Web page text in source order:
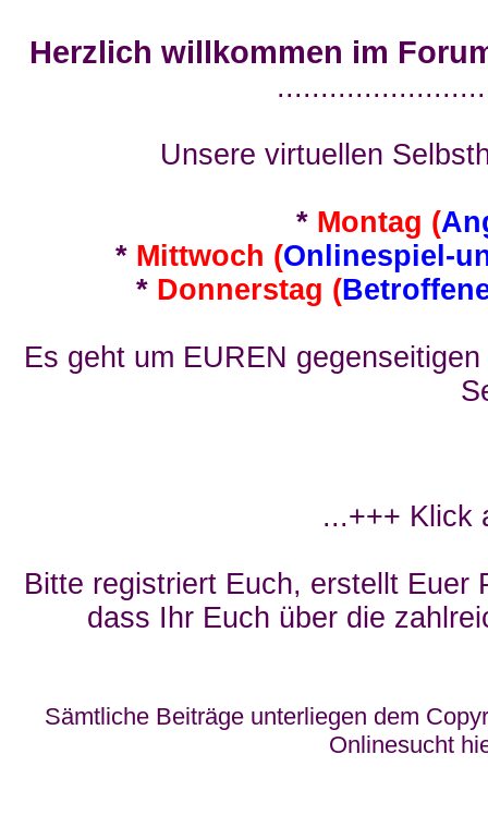
Herzlich willkommen im
Unsere virtuellen
* Montag (
* Mittwoch (Onlinespiel-
* Donnerstag (
Es geht um EUREN
...+++ Klick
Bitte registriert Euch, erstellt Euer
dass Ihr Euch über die
Sämtliche Beiträge unterliegen dem
Onlinesucht